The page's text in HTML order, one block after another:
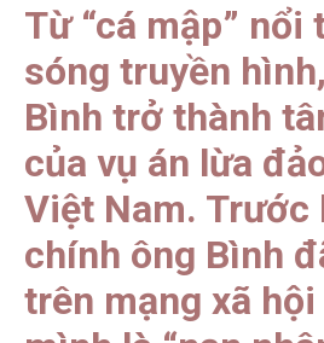
Từ “cá mập” nổi
sóng truyền
Bình trở thành
của vụ án lừa
Việt Nam. Trước
chính ông Bình
trên mạng xã